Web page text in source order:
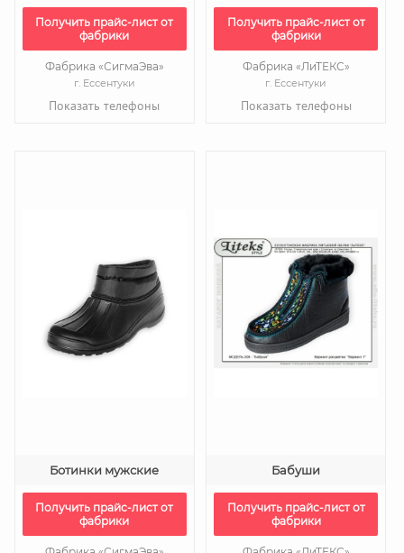
Получить прайс-лист от
фабрики
Фабрика «СигмаЭва»
г. Ессентуки
Показать телефоны
Получить прайс-лист от
фабрики
Фабрика «ЛиТЕКС»
г. Ессентуки
Показать телефоны
Ботинки мужские
Получить прайс-лист от
фабрики
Бабуши
Получить прайс-лист от
фабрики